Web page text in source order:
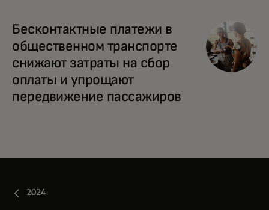
Бесконтактные платежи в
общественном транспорте
снижают затраты на сбор
оплаты и упрощают
передвижение пассажиров
2024